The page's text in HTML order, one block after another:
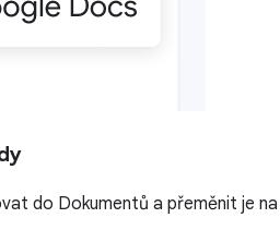
do Dokumentů a přeměnit je na